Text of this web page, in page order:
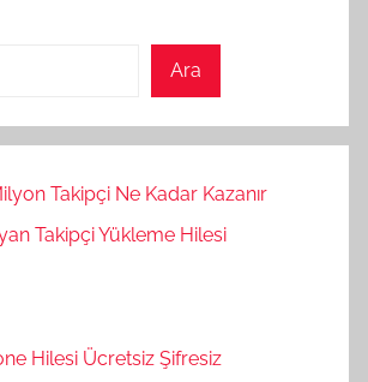
Ara
Takipçi Ne Kadar Kazanır
Takipçi Yükleme Hilesi
Hilesi Ücretsiz Şifresiz